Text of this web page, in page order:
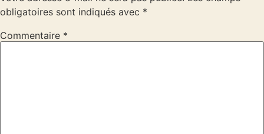
obligatoires sont indiqués avec *
Commentaire *